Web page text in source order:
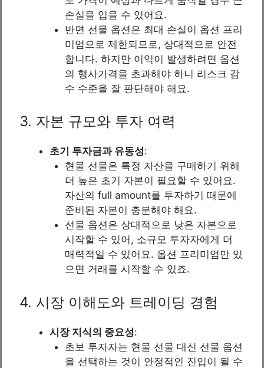
손실을 입을 수 있어요.
반면 선물 옵션은 최대 손실이 옵션 프리
미엄으로 제한되므로, 상대적으로 안전
합니다. 하지만 이익이 발생하려면 옵션
의 행사가격을 초과해야 하니 리스크 감
수 수준을 잘 판단해야 해요.
3. 자본 규모와 투자 여력
초기 투자금과 유동성:
현물 선물은 특정 자산을 구매하기 위해
더 높은 초기 자본이 필요할 수 있어요.
자산의 full amount를 투자하기 때문에
준비된 자본이 충분해야 해요.
선물 옵션은 상대적으로 낮은 자본으로
시작할 수 있어, 소규모 투자자에게 더
매력적일 수 있어요. 옵션 프리미엄만 있
으면 거래를 시작할 수 있죠.
4. 시장 이해도와 트레이딩 경험
시장 지식의 중요성:
초보 투자자는 현물 선물 대신 선물 옵션
을 선택하는 것이 안정적인 진입이 될 수